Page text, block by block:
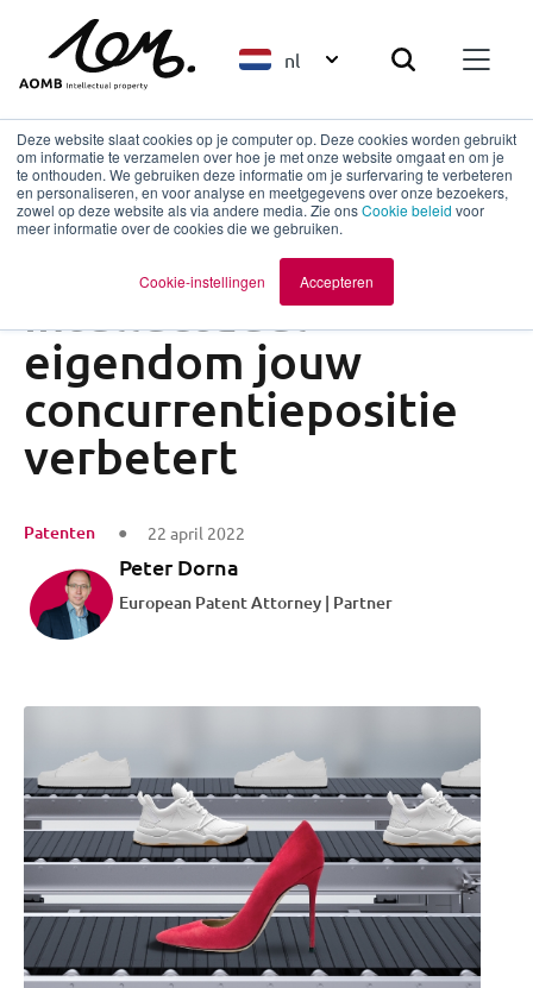
Deze website slaat cookies op je computer op. Deze cookies worden gebruikt
om informatie te verzamelen over hoe je met onze website omgaat en om je
te onthouden. We gebruiken deze informatie om je surfervaring te verbeteren
en personaliseren, en voor analyse en meetgegevens over onze bezoekers,
zowel op deze website als via andere media. Zie onsCookie beleid voor
meer informatie over de cookies die we gebruiken.
Cookie-instellingen Accepteren
nl
Terug naar overzicht
5 redenen waarom
intellectueel
eigendom jouw
concurrentiepositie
verbetert
Patenten 22 april 2022
Peter Dorna
European Patent Attorney | Partner